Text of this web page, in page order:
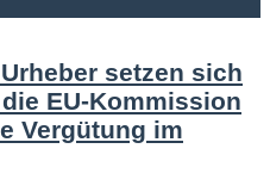
setzen sich
EU-Kommission
Vergütung im